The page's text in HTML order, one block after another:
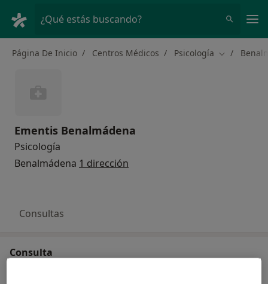
¿Qué estás buscando?
Página De Inicio Centros Médicos Psicología Cambiar de
Ementis Benalmádena
Psicología
Benalmádena 1 dirección
Consultas
Consulta